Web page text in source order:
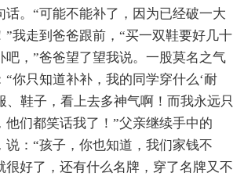
话。“可能不能补了，因为已经破一大
”我走到爸爸跟前，“买一双鞋要好几十
吧，”爸爸望了望我说。一股莫名之气
“你只知道补补，我的同学穿什么‘耐
、鞋子，看上去多神气啊！而我永远只
他们都笑话我了！”父亲继续手中的
说：“孩子，你也知道，我们家钱不
很好了，还有什么名牌，穿了名牌又不